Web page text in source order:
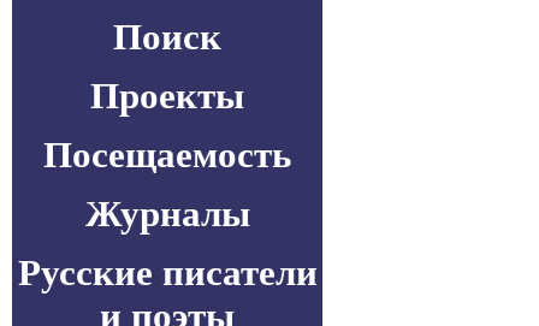
Поиск
Проекты
Посещаемость
Журналы
Русские писатели
и поэты